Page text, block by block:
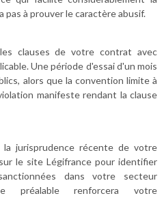
pas à prouver le caractère abusif.
clauses de votre contrat avec
Une période d'essai d'un mois
alors que la convention limite à
manifeste rendant la clause
la jurisprudence récente de votre
le site Légifrance pour identifier
dans votre secteur
préalable renforcera votre